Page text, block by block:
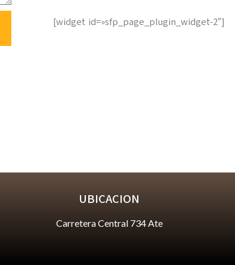
[widget id=»sfp_page_plugin_widget-2″]
UBICACION
Carretera Central 734 Ate